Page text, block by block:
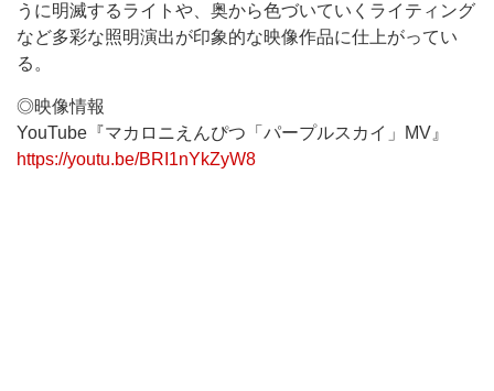
うに明滅するライトや、奥から色づいていくライティング
など多彩な照明演出が印象的な映像作品に仕上がってい
る。
◎映像情報
YouTube『マカロニえんぴつ「パープルスカイ」MV』
https://youtu.be/BRI1nYkZyW8